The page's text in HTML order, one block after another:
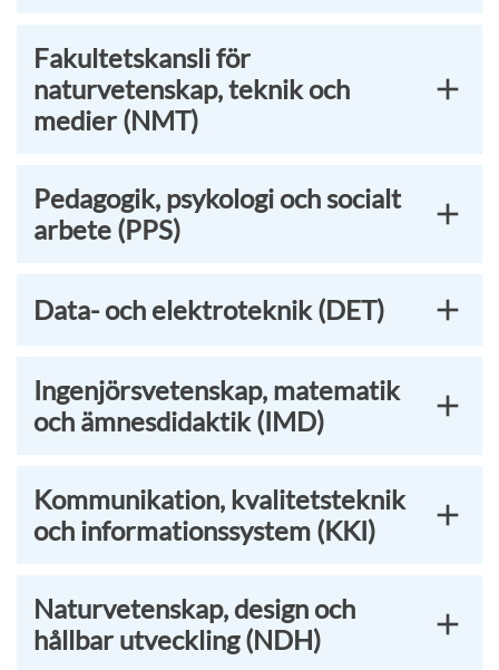
Fakultetskansli för
naturvetenskap, teknik och
medier (NMT)
Pedagogik, psykologi och socialt
arbete (PPS)
Data- och elektroteknik (DET)
Ingenjörsvetenskap, matematik
och ämnesdidaktik (IMD)
Kommunikation, kvalitetsteknik
och informationssystem (KKI)
Naturvetenskap, design och
hållbar utveckling (NDH)